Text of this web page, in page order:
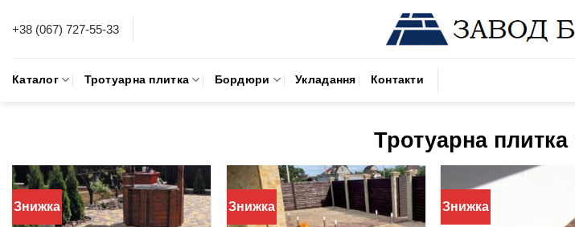
+38 (067) 727-55-33
Каталог Тротуарна плитка Бордюри Укладання Контакти
Тротуарна
Знижка Знижка Знижка